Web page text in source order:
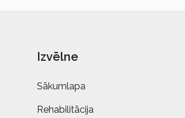
Izvēlne
Sākumlapa
Rehabilitācija